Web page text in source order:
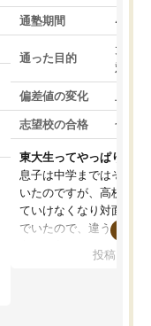
通塾期間 4ヵ月
通った目的
大学
対策
偏差値の変化
志望校の合格 合格
東大生ってやっぱりすご
息子は中学まではそこそ
いたのですが、高校に入
ていけなくなり対面の塾
でいたので、違うアプロ
で、当初は模試でD判定
投稿日：